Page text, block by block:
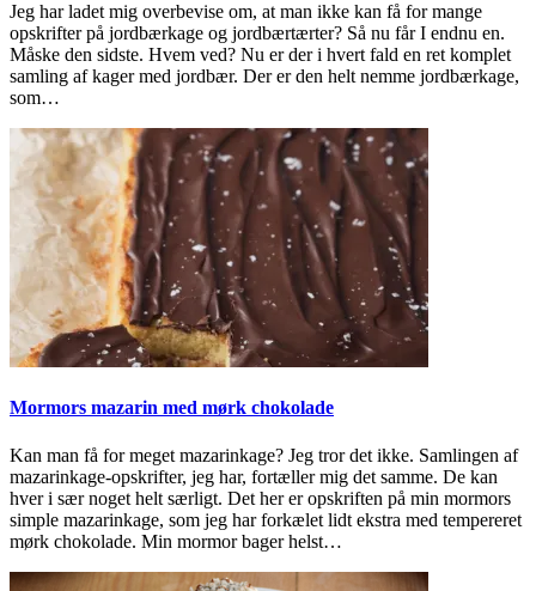
Jeg har ladet mig overbevise om, at man ikke kan få for mange
opskrifter på jordbærkage og jordbærtærter? Så nu får I endnu en.
Måske den sidste. Hvem ved? Nu er der i hvert fald en ret komplet
samling af kager med jordbær. Der er den helt nemme jordbærkage,
som…
Mormors mazarin med mørk chokolade
Kan man få for meget mazarinkage? Jeg tror det ikke. Samlingen af
mazarinkage-opskrifter, jeg har, fortæller mig det samme. De kan
hver i sær noget helt særligt. Det her er opskriften på min mormors
simple mazarinkage, som jeg har forkælet lidt ekstra med tempereret
mørk chokolade. Min mormor bager helst…